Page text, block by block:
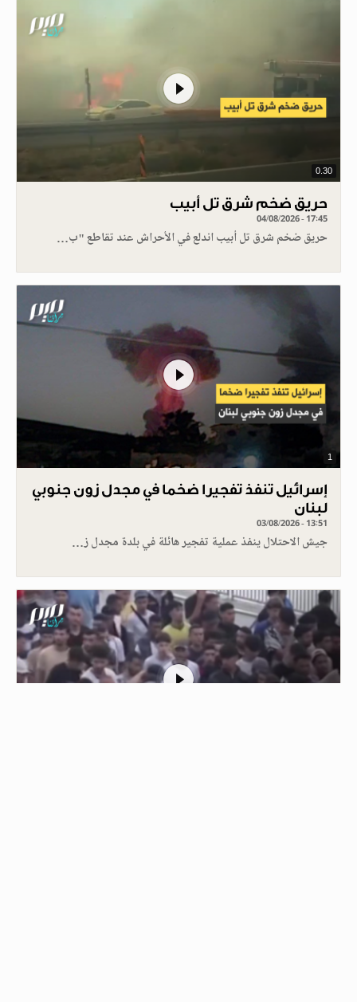
0.30
حريق ضخم شرق تل أبيب
04/08/2026 - 17:45
حريق ضخم شرق تل أبيب اندلع في الأحراش عند تقاطع "ب…
1
إسرائيل تنفذ تفجيرا ضخما في مجدل زون جنوبي
لبنان
03/08/2026 - 13:51
جيش الاحتلال ينفذ عملية تفجير هائلة في بلدة مجدل ز…